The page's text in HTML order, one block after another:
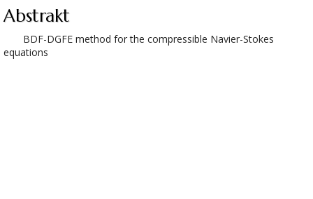
Abstrakt
BDF-DGFE method for the compressible Navier-Stokes
equations